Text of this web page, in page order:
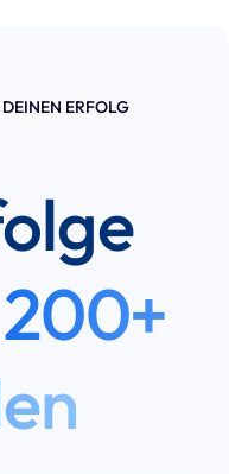
ERFOLG
200+